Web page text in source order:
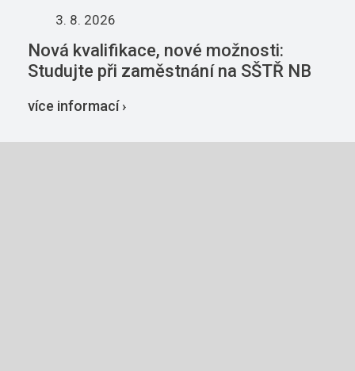
3. 8. 2026
Nová kvalifikace, nové možnosti:
Studujte při zaměstnání na SŠTŘ NB
více informací ›